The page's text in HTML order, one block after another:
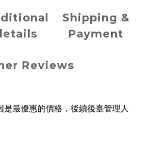
Shipping &
Payment
Reviews
最優惠的價格，後續後臺管理人